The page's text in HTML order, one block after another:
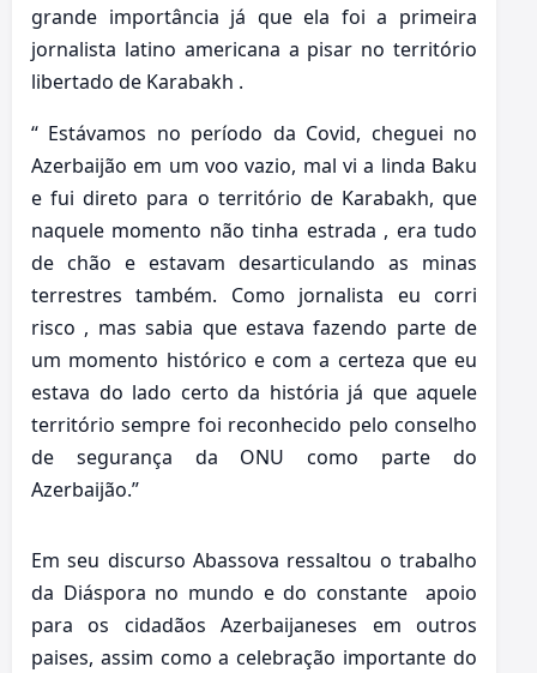
grande importância já que ela foi a primeira
jornalista latino americana a pisar no território
libertado de Karabakh .
“ Estávamos no período da Covid, cheguei no
Azerbaijão em um voo vazio, mal vi a linda Baku
e fui direto para o território de Karabakh, que
naquele momento não tinha estrada , era tudo
de chão e estavam desarticulando as minas
terrestres também. Como jornalista eu corri
risco , mas sabia que estava fazendo parte de
um momento histórico e com a certeza que eu
estava do lado certo da história já que aquele
território sempre foi reconhecido pelo conselho
de segurança da ONU como parte do
Azerbaijão.”
Em seu discurso Abassova ressaltou o trabalho
da Diáspora no mundo e do constante apoio
para os cidadãos Azerbaijaneses em outros
paises, assim como a celebração importante do